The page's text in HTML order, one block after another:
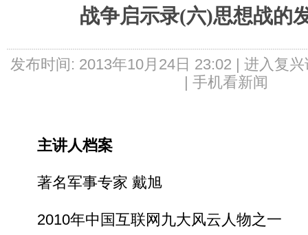
战争启示录(六)思想战的
发布时间: 2013年10月24日 23:02 | 进入复兴
| 手机看新闻
主讲人档案
著名军事专家 戴旭
2010年中国互联网九大风云人物之一